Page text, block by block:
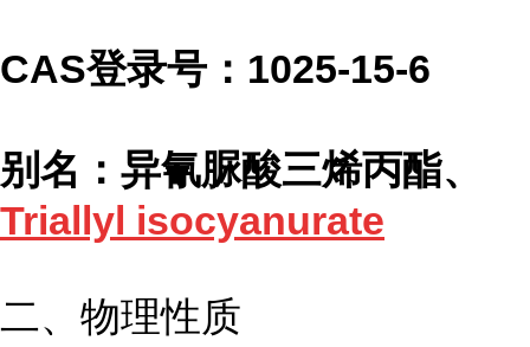
CAS登录号：1025-15-6
别名：异氰脲酸三烯丙酯、
Triallyl isocyanurate
二、物理性质